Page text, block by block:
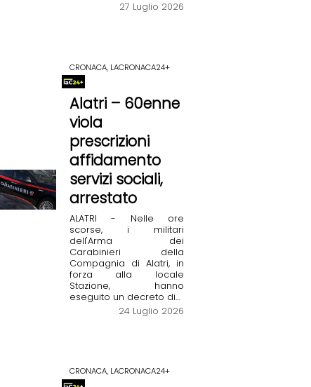
27 Luglio 2026
CRONACA, LACRONACA24+
Alatri – 60enne
viola
prescrizioni
affidamento
servizi sociali,
arrestato
ALATRI - Nelle ore
scorse, i militari
dell'Arma dei
Carabinieri della
Compagnia di Alatri, in
forza alla locale
Stazione, hanno
eseguito un decreto di...
24 Luglio 2026
CRONACA, LACRONACA24+